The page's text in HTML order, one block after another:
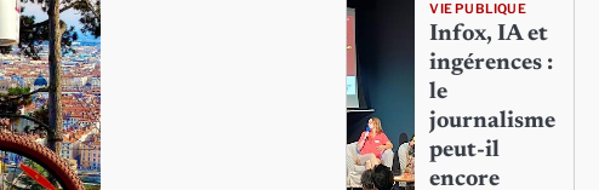
VIE PUBLIQUE
Infox, IA et
ingérences :
le
journalisme
peut-il
encore